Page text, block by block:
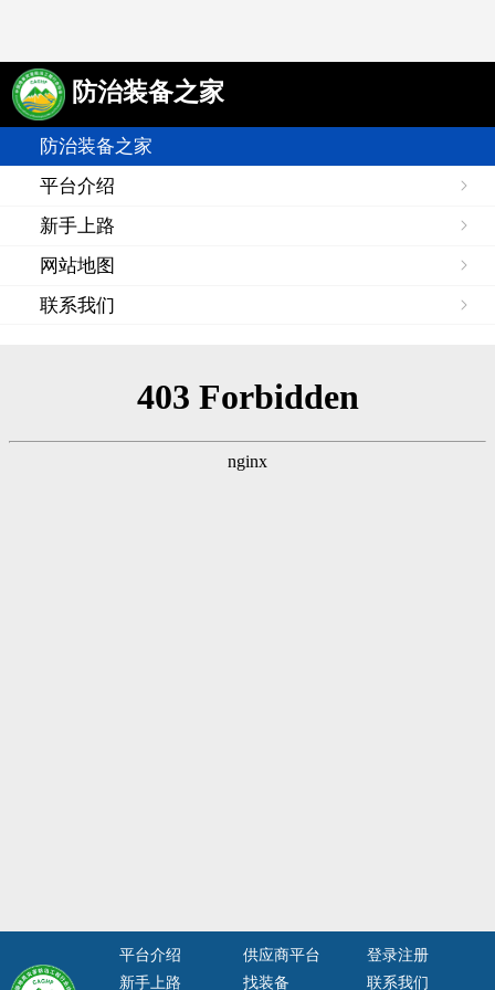
防治装备之家
防治装备之家
平台介绍
新手上路
网站地图
联系我们
平台介绍
新手上路
供应商平台
找装备
登录注册
联系我们